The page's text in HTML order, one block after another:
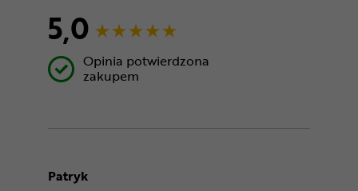
5,0
Opinia potwierdzona
zakupem
Patryk